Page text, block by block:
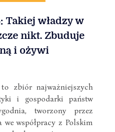
Takiej władzy w
nikt. Zbuduje
i ożywi
zbiór najważniejszych
i gospodarki państw
tworzony przez
współpracy z Polskim